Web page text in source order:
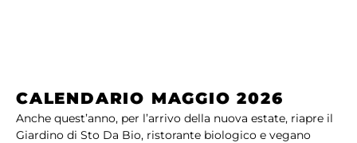
CALENDARIO MAGGIO 2026
Anche quest’anno, per l’arrivo della nuova estate, riapre il
Giardino di Sto Da Bio, ristorante biologico e vegano